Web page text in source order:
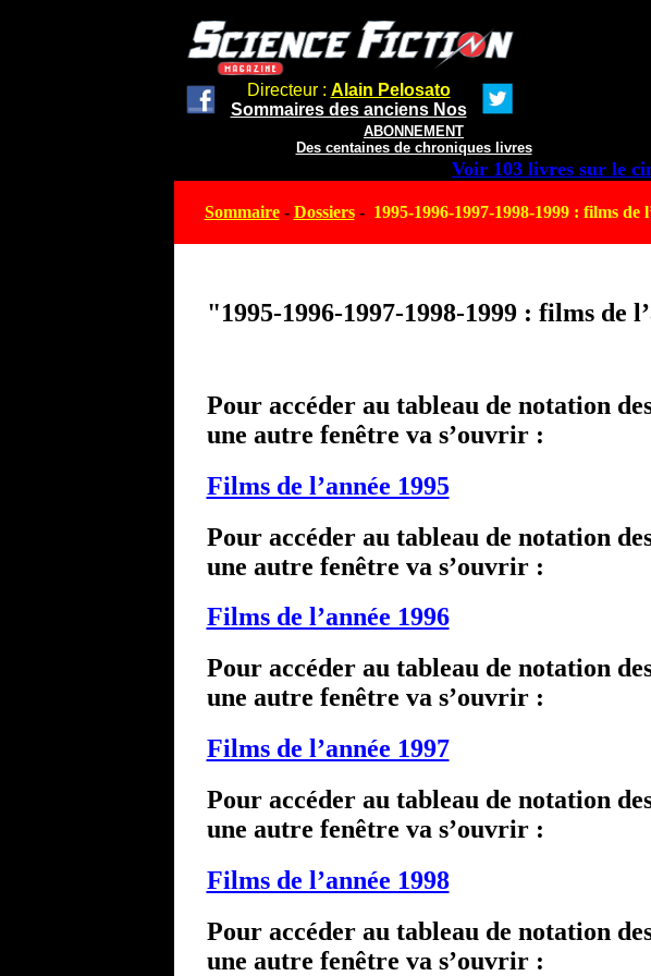
Directeur : Alain Pelosato
Sommaires des anciens Nos
ABONNEMENT
Des centaines de chroniques livres
Voir 103 livres sur le
Sommaire- Dossiers- 1995-1996-1997-1998-1999 : films de
"1995-1996-1997-1998-1999 : films de
Pour accéder au tableau de notation
une autre fenêtre va s’ouvrir :
Films de l’année 1995
Pour accéder au tableau de notation
une autre fenêtre va s’ouvrir :
Films de l’année 1996
Pour accéder au tableau de notation
une autre fenêtre va s’ouvrir :
Films de l’année 1997
Pour accéder au tableau de notation
une autre fenêtre va s’ouvrir :
Films de l’année 1998
Pour accéder au tableau de notation
une autre fenêtre va s’ouvrir :